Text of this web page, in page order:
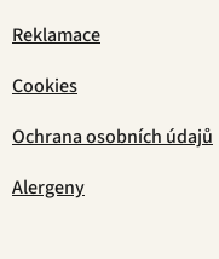
Reklamace
Cookies
Ochrana osobních údajů
Alergeny